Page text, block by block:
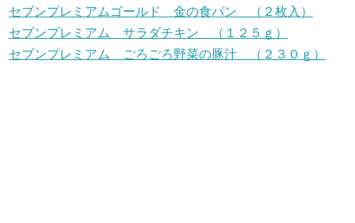
セブンプレミアムゴールド 金の食パン （２枚入）
セブンプレミアム サラダチキン （１２５ｇ）
セブンプレミアム ごろごろ野菜の豚汁 （２３０ｇ）